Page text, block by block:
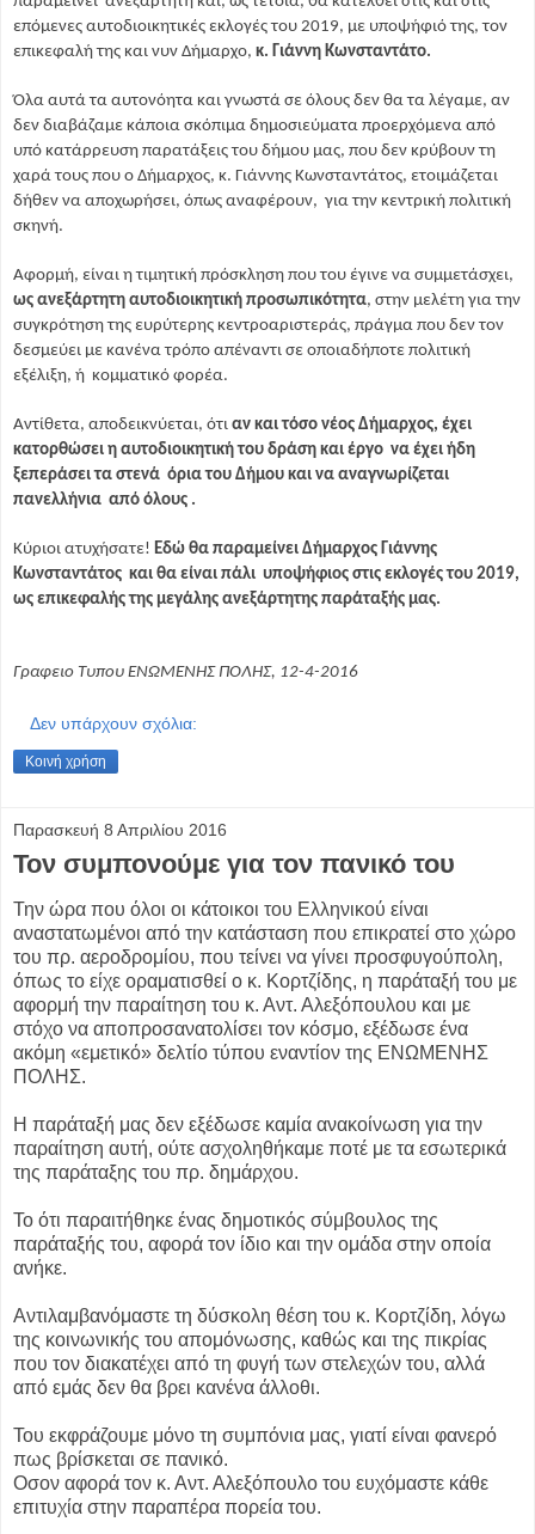
επόμενες αυτοδιοικητικές εκλογές του 2019, με υποψήφιό της, τον
επικεφαλή της και νυν Δήμαρχο, κ. Γιάννη Κωνσταντάτο.
Όλα αυτά τα αυτονόητα και γνωστά σε όλους δεν θα τα λέγαμε, αν
δεν διαβάζαμε κάποια σκόπιμα δημοσιεύματα προερχόμενα από
υπό κατάρρευση παρατάξεις του δήμου μας, που δεν κρύβουν τη
χαρά τους που ο Δήμαρχος, κ. Γιάννης Κωνσταντάτος, ετοιμάζεται
δήθεν να αποχωρήσει, όπως αναφέρουν, για την κεντρική πολιτική
σκηνή.
Αφορμή, είναι η τιμητική πρόσκληση που του έγινε να συμμετάσχει,
ως ανεξάρτητη αυτοδιοικητική προσωπικότητα, στην μελέτη για την
συγκρότηση της ευρύτερης κεντροαριστεράς, πράγμα που δεν τον
δεσμεύει με κανένα τρόπο απέναντι σε οποιαδήποτε πολιτική
εξέλιξη, ή κομματικό φορέα.
Αντίθετα, αποδεικνύεται, ότι αν και τόσο νέος Δήμαρχος, έχει
κατορθώσει η αυτοδιοικητική του δράση και έργο να έχει ήδη
ξεπεράσει τα στενά όρια του Δήμου και να αναγνωρίζεται
πανελλήνια από όλους .
Κύριοι ατυχήσατε! Εδώ θα παραμείνει Δήμαρχος Γιάννης
Κωνσταντάτος και θα είναι πάλι υποψήφιος στις εκλογές του 2019,
ως επικεφαλής της μεγάλης ανεξάρτητης παράταξής μας.
Γραφειο Τυπου ΕΝΩΜΕΝΗΣ ΠΟΛΗΣ, 12-4-2016
Δεν υπάρχουν σχόλια:
Κοινή χρήση
Παρασκευή 8 Απριλίου 2016
Toν συμπονούμε για τον πανικό του
Την ώρα που όλοι οι κάτοικοι του Ελληνικού είναι
αναστατωμένοι από την κατάσταση που επικρατεί στο χώρο
του πρ. αεροδρομίου, που τείνει να γίνει προσφυγούπολη,
όπως το είχε οραματισθεί ο κ. Κορτζίδης, η παράταξή του με
αφορμή την παραίτηση του κ. Αντ. Αλεξόπουλου και με
στόχο να αποπροσανατολίσει τον κόσμο, εξέδωσε ένα
ακόμη «εμετικό» δελτίο τύπου εναντίον της ΕΝΩΜΕΝΗΣ
ΠΟΛΗΣ.
Η παράταξή μας δεν εξέδωσε καμία ανακοίνωση για την
παραίτηση αυτή, ούτε ασχοληθήκαμε ποτέ με τα εσωτερικά
της παράταξης του πρ. δημάρχου.
Το ότι παραιτήθηκε ένας δημοτικός σύμβουλος της
παράταξής του, αφορά τον ίδιο και την ομάδα στην οποία
ανήκε.
Αντιλαμβανόμαστε τη δύσκολη θέση του κ. Κορτζίδη, λόγω
της κοινωνικής του απομόνωσης, καθώς και της πικρίας
που τον διακατέχει από τη φυγή των στελεχών του, αλλά
από εμάς δεν θα βρει κανένα άλλοθι.
Του εκφράζουμε μόνο τη συμπόνια μας, γιατί είναι φανερό
πως βρίσκεται σε πανικό.
Οσον αφορά τον κ. Αντ. Αλεξόπουλο του ευχόμαστε κάθε
επιτυχία στην παραπέρα πορεία του.